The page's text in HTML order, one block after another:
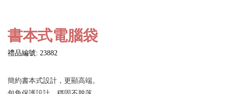
書本式電腦袋
禮品編號: 23882
簡約書本式設計，更顯高端。